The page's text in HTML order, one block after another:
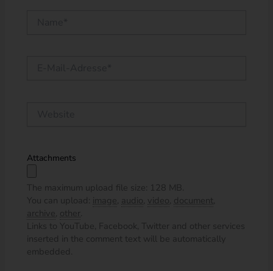
Attachments
The maximum upload file size: 128 MB.
You can upload: image, audio, video, document,
archive, other .
Links to YouTube, Facebook, Twitter and other services
inserted in the comment text will be automatically
embedded.